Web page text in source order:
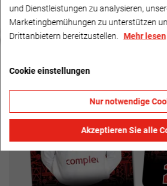
‹
und Dienstleistungen zu analysieren,
Marketingbemühungen zu unterstützen
Drittanbietern bereitzustellen. Mehr lesen
Cookie einstellungen
Nur notwendige
Akzeptieren Sie alle